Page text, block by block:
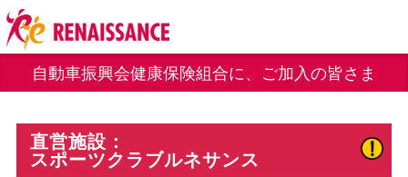
自動車振興会健康保険組合に、ご加入の皆さま
直営施設：
スポーツクラブルネサンス